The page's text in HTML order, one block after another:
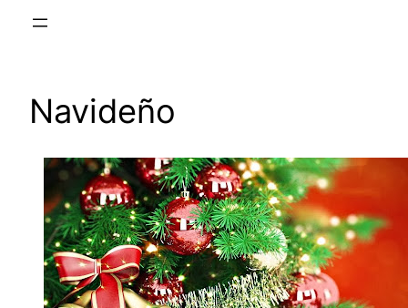
Navideño